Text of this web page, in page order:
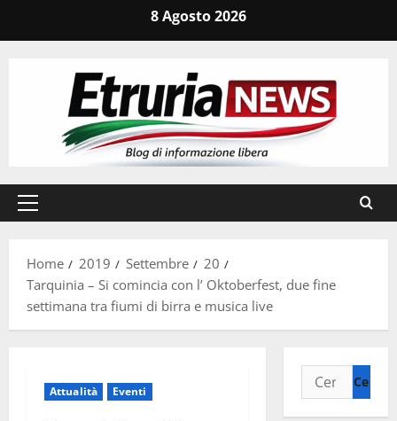
8 Agosto 2026
Menu
Home
2019 Settembre
20
Tarquinia – Si comincia con l’ Oktoberfest, due fine
settimana tra fiumi di birra e musica live
Attualità Eventi
Ricerca
per: